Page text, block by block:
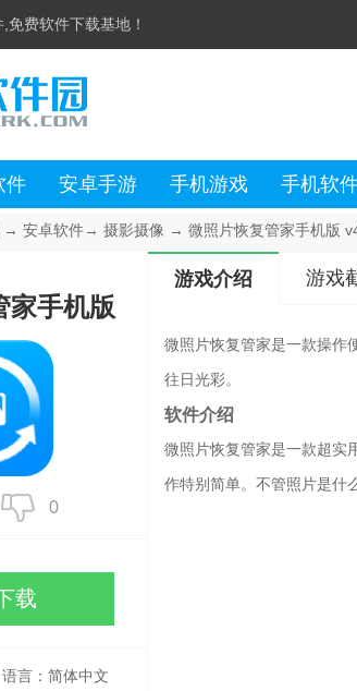
免费软件下载基地！
件 安卓手游 手机游戏 手机软
→ 安卓软件→ 摄影摄像 → 微照片恢复管家手机版
家手机版
0
载
语言：简体中文
游戏介绍 游戏
微照片恢复管家是一款操作
往日光彩。
软件介绍
微照片恢复管家是一款超实
作特别简单。不管照片是什